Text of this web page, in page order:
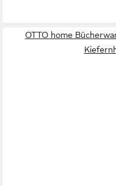
OTTO home